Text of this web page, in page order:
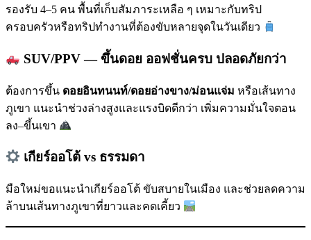
รองรับ 4–5 คน พื้นที่เก็บสัมภาระเหลือ ๆ เหมาะกับทริป
ครอบครัวหรือทริปทำงานที่ต้องขับหลายจุดในวันเดียว
SUV/PPV — ขึ้นดอย ออฟชั่นครบ ปลอดภัยกว่า
ต้องการขึ้น ดอยอินทนนท์/ดอยอ่างขาง/ม่อนแจ่ม หรือเส้นทาง
ภูเขา แนะนำช่วงล่างสูงและแรงบิดดีกว่า เพิ่มความมั่นใจตอน
ลง–ขึ้นเขา
เกียร์ออโต้ vs ธรรมดา
มือใหม่ขอแนะนำเกียร์ออโต้ ขับสบายในเมือง และช่วยลดความ
ล้าบนเส้นทางภูเขาที่ยาวและคดเคี้ยว